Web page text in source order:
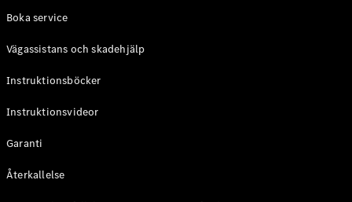
Mercedes-
Store
Boka service
Vägassistans och skadehjälp
Instruktionsböcker
Instruktionsvideor
Garanti
Återkallelse